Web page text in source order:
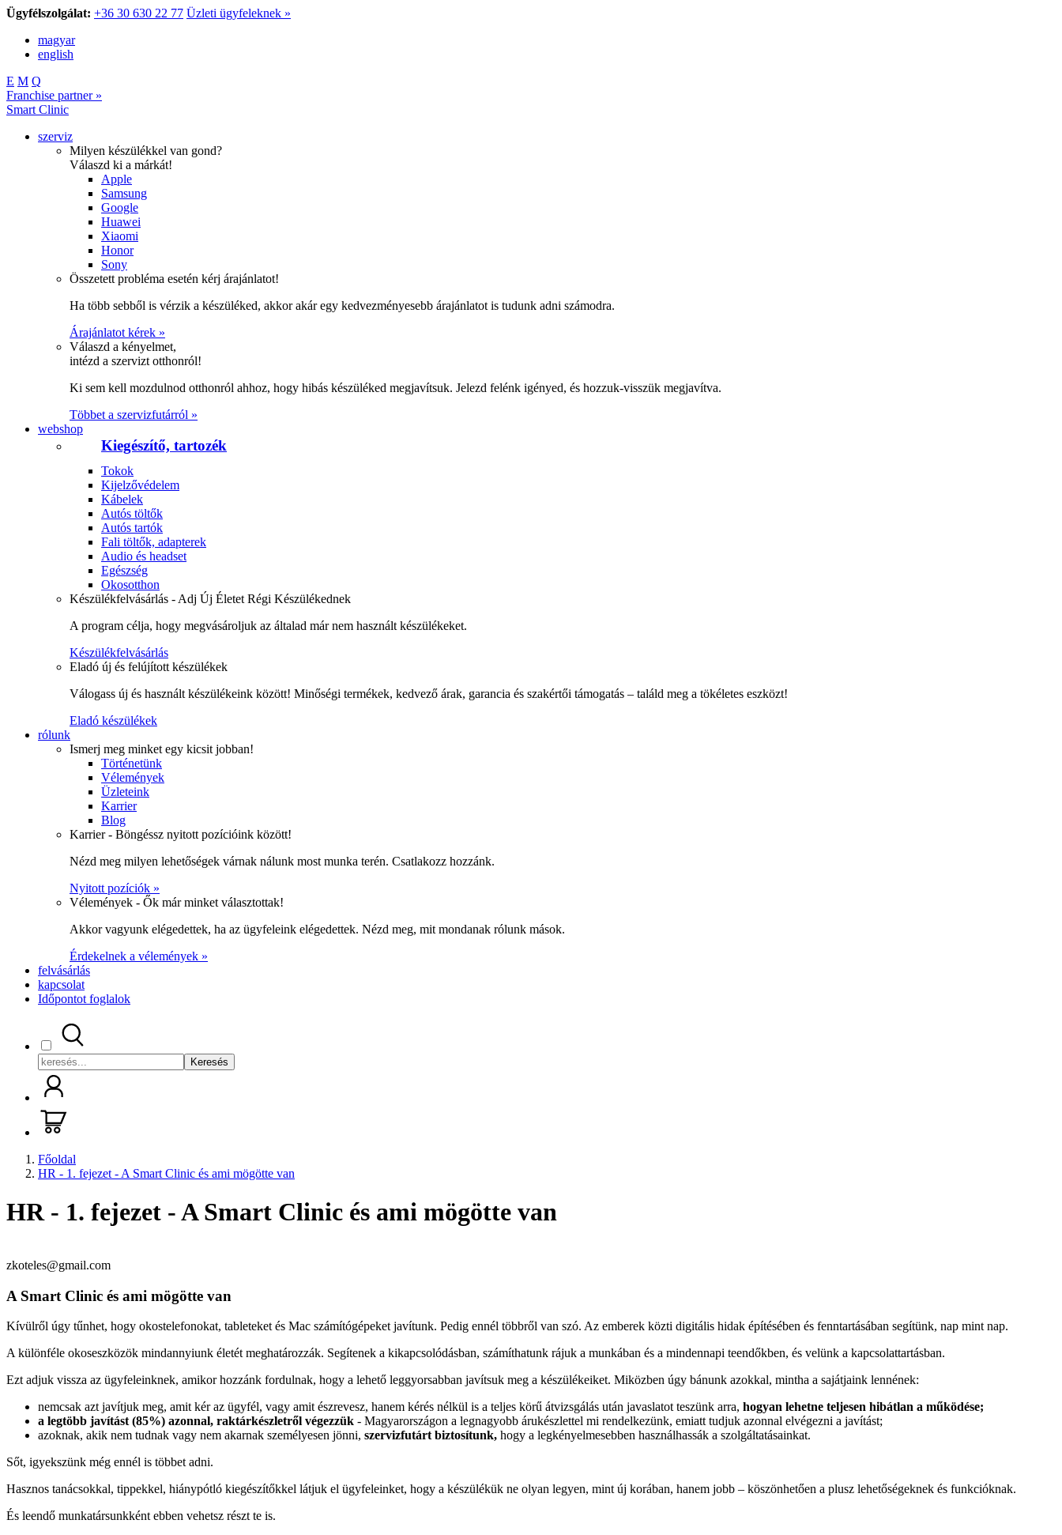
Ügyfélszolgálat: +36 30 630 22 77 Üzleti ügyfeleknek »
magyar
english
E M Q
Franchise partner »
Smart Clinic
szerviz
Milyen készülékkel van gond?
Válaszd ki a márkát!
Apple
Samsung
Google
Huawei
Xiaomi
Honor
Sony
Összetett probléma esetén kérj árajánlatot!
Ha több sebből is vérzik a készüléked, akkor akár egy kedvezményesebb árajánlatot is tudunk adni számodra.
Árajánlatot kérek »
Válaszd a kényelmet,
intézd a szervizt otthonról!
Ki sem kell mozdulnod otthonról ahhoz, hogy hibás készüléked megjavítsuk. Jelezd felénk igényed, és hozzuk-visszük megjavítva.
Többet a szervizfutárról »
webshop
Kiegészítő, tartozék
Tokok
Kijelzővédelem
Kábelek
Autós töltők
Autós tartók
Fali töltők, adapterek
Audio és headset
Egészség
Okosotthon
Készülékfelvásárlás - Adj Új Életet Régi Készülékednek
A program célja, hogy megvásároljuk az általad már nem használt készülékeket.
Készülékfelvásárlás
Eladó új és felújított készülékek
Válogass új és használt készülékeink között! Minőségi termékek, kedvező árak, garancia és szakértői támogatás – találd meg a tökéletes eszközt!
Eladó készülékek
rólunk
Ismerj meg minket egy kicsit jobban!
Történetünk
Vélemények
Üzleteink
Karrier
Blog
Karrier - Böngéssz nyitott pozícióink között!
Nézd meg milyen lehetőségek várnak nálunk most munka terén. Csatlakozz hozzánk.
Nyitott pozíciók »
Vélemények - Ők már minket választottak!
Akkor vagyunk elégedettek, ha az ügyfeleink elégedettek. Nézd meg, mit mondanak rólunk mások.
Érdekelnek a vélemények »
felvásárlás
kapcsolat
Időpontot foglalok
Keresés
Főoldal
HR - 1. fejezet - A Smart Clinic és ami mögötte van
HR - 1. fejezet - A Smart Clinic és ami mögötte van
zkoteles@gmail.com
A Smart Clinic és ami mögötte van
Kívülről úgy tűnhet, hogy okostelefonokat, tableteket és Mac számítógépeket javítunk. Pedig ennél többről van szó. Az emberek közti digitális hidak építésében és fenntartásában segítünk, nap mint nap.
A különféle okoseszközök mindannyiunk életét meghatározzák. Segítenek a kikapcsolódásban, számíthatunk rájuk a munkában és a mindennapi teendőkben, és velünk a kapcsolattartásban.
Ezt adjuk vissza az ügyfeleinknek, amikor hozzánk fordulnak, hogy a lehető leggyorsabban javítsuk meg a készülékeiket. Miközben úgy bánunk azokkal, mintha a sajátjaink lennének:
nemcsak azt javítjuk meg, amit kér az ügyfél, vagy amit észrevesz, hanem kérés nélkül is a teljes körű átvizsgálás után javaslatot teszünk arra, hogyan lehetne teljesen hibátlan a működése;
a legtöbb javítást (85%) azonnal, raktárkészletről végezzük - Magyarországon a legnagyobb árukészlettel mi rendelkezünk, emiatt tudjuk azonnal elvégezni a javítást;
azoknak, akik nem tudnak vagy nem akarnak személyesen jönni, szervizfutárt biztosítunk, hogy a legkényelmesebben használhassák a szolgáltatásainkat.
Sőt, igyekszünk még ennél is többet adni.
Hasznos tanácsokkal, tippekkel, hiánypótló kiegészítőkkel látjuk el ügyfeleinket, hogy a készülékük ne olyan legyen, mint új korában, hanem jobb – köszönhetően a plusz lehetőségeknek és funkcióknak.
És leendő munkatársunkként ebben vehetsz részt te is.